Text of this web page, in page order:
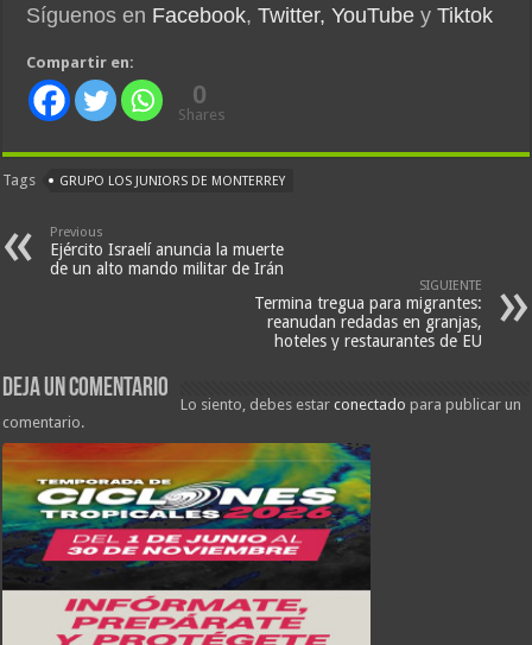
Síguenos en Facebook,Twitter, YouTube yTiktok
Compartir en:
0
Shares
Tags GRUPO LOS JUNIORS DE MONTERREY
Previous
Ejército Israelí anuncia la muerte
de un alto mando militar de Irán
SIGUIENTE
Termina tregua para migrantes:
reanudan redadas en granjas,
hoteles y restaurantes de EU
Deja un comentario
Lo siento, debes estarconectado para publicar un
comentario.